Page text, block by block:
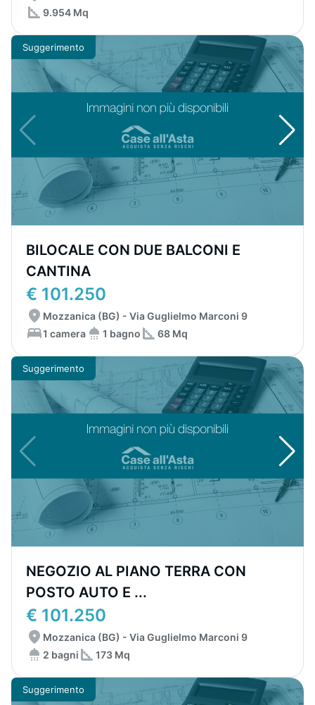
9.954 Mq
Suggerimento
BILOCALE CON DUE BALCONI E
CANTINA
€ 101.250
Mozzanica (BG) - Via Guglielmo Marconi 9
1 camera
1 bagno 68 Mq
Suggerimento
NEGOZIO AL PIANO TERRA CON
POSTO AUTO E ...
€ 101.250
Mozzanica (BG) - Via Guglielmo Marconi 9
2 bagni
173 Mq
Suggerimento